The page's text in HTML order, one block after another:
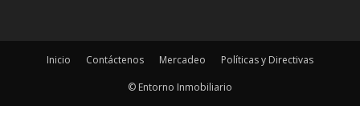
Inicio Contáctenos Mercadeo
Políticas y Directivas
© Entorno Inmobiliario